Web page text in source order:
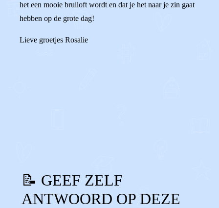
het een mooie bruiloft wordt en dat je het naar je zin gaat
hebben op de grote dag!
Lieve groetjes Rosalie
📝 GEEF ZELF
ANTWOORD OP DEZE